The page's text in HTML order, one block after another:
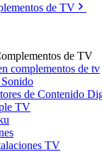
de TV
de TV
complementos de tv
de Contenido
TV
TV